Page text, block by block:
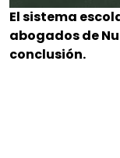
El sistema
abogados de
conclusión.